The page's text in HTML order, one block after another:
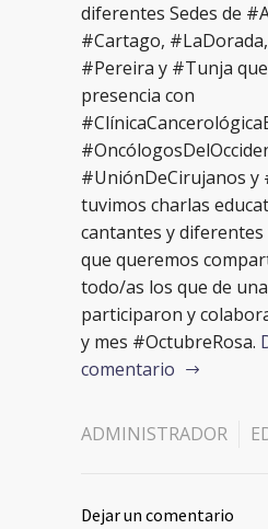
diferentes Sedes de
#Cartago,
#Pereira y #Tunja
presencia con
#UniónDeCirujanos y
tuvimos charlas
cantantes y
que queremos
todo/as los que de
participaron y
y mes #OctubreRosa.
comentario
ADMINISTRADOR
Dejar un comentario